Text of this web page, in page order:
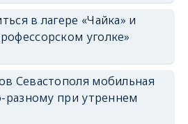
в лагере «Чайка» и
уголке»
Севастополя мобильная
разному при утреннем